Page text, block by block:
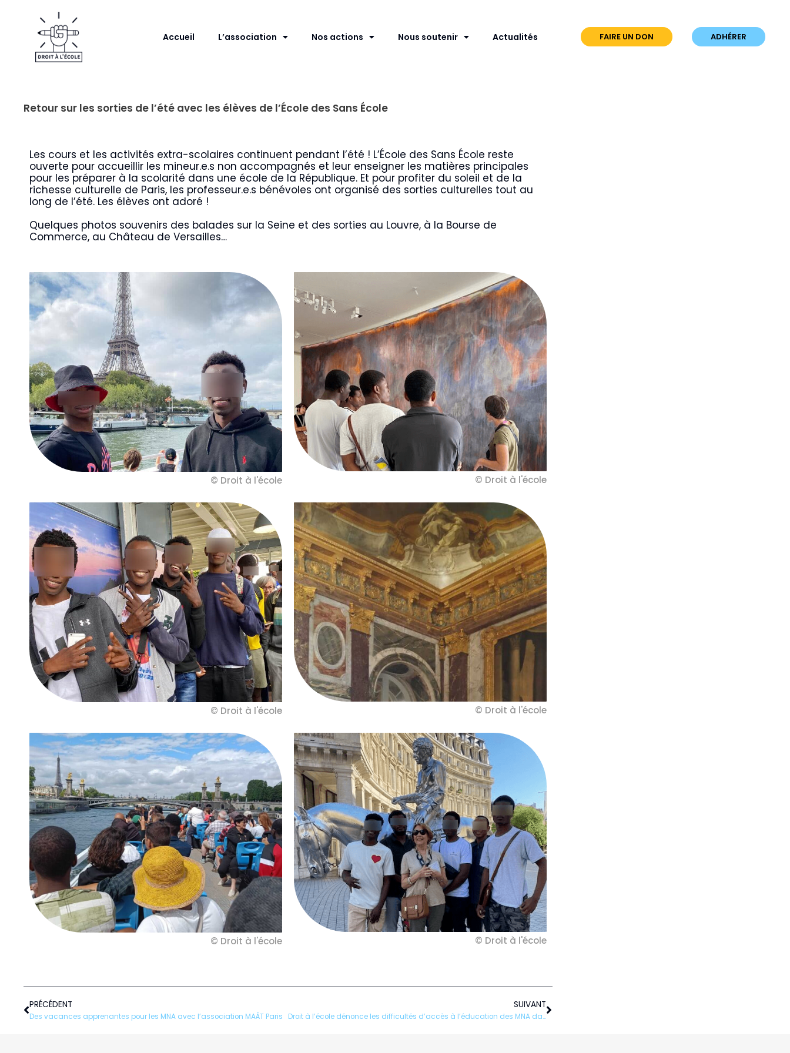
contenu
Accueil L’association Nos actions Nous soutenir Actualités FAIRE UN DON ADHÉRER
Retour sur les sorties de l’été avec les élèves de l’École des Sans École
Les cours et les activités extra-scolaires continuent pendant l’été ! L’École des Sans École reste
ouverte pour accueillir les mineur.e.s non accompagnés et leur enseigner les matières principales
pour les préparer à la scolarité dans une école de la République. Et pour profiter du soleil et de la
richesse culturelle de Paris, les professeur.e.s bénévoles ont organisé des sorties culturelles tout au
long de l’été. Les élèves ont adoré !
Quelques photos souvenirs des balades sur la Seine et des sorties au Louvre, à la Bourse de
Commerce, au Château de Versailles…
© Droit à l'école © Droit à l'école
© Droit à l'école © Droit à l'école
© Droit à l'école © Droit à l'école
Précédent
PRÉCÉDENT
Des vacances apprenantes pour les MNA avec l’association MAÂT Paris
SUIVANT
Droit à l’école dénonce les difficultés d’accès à l’éducation des MNA dans un communiqué de presse
Suivant